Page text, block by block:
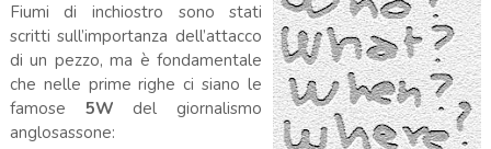
Fiumi di inchiostro sono stati
scritti sull’importanza dell’attacco
di un pezzo, ma è fondamentale
che nelle prime righe ci siano le
famose 5W del giornalismo
anglosassone: